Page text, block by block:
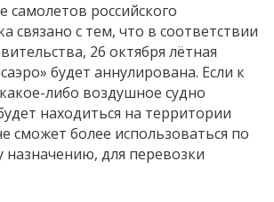
самолетов российского
связано с тем, что в соответствии
26 октября лётная
будет аннулирована. Если к
либо воздушное судно
находиться на территории
сможет более использоваться по
для перевозки